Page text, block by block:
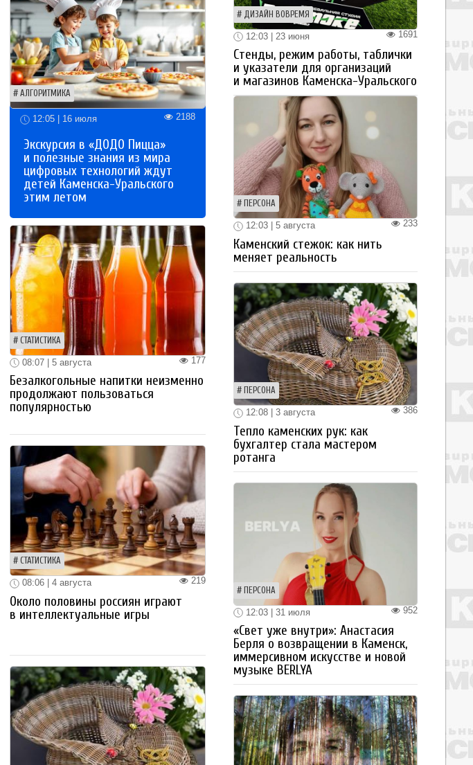
АЛГОРИТМИКА
12:05 | 16 июля 2188
Экскурсия в «ДОДО Пицца»
и полезные знания из мира
цифровых технологий ждут
детей Каменска-Уральского
этим летом
СТАТИСТИКА
177
08:07 | 5 августа
Безалкогольные напитки неизменно
продолжают пользоваться
популярностью
СТАТИСТИКА
219
08:06 | 4 августа
Около половины россиян играют
в интеллектуальные игры
ДИЗАЙН ВОВРЕМЯ
1691
12:03 | 23 июня
Стенды, режим работы, таблички
и указатели для организаций
и магазинов Каменска-Уральского
ПЕРСОНА
233
12:03 | 5 августа
Каменский стежок: как нить
меняет реальность
ПЕРСОНА
386
12:08 | 3 августа
Тепло каменских рук: как
бухгалтер стала мастером
ротанга
ПЕРСОНА
952
12:03 | 31 июля
«Свет уже внутри»: Анастасия
Берля о возвращении в Каменск,
иммерсивном искусстве и новой
музыке BERLYA